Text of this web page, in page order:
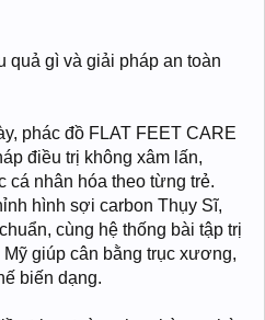
quả gì và giải pháp an toàn
phác đồ FLAT FEET CARE
điều trị không xâm lấn,
cá nhân hóa theo từng trẻ.
hình sợi carbon Thụy Sĩ,
cùng hệ thống bài tập trị
giúp cân bằng trục xương,
biến dạng.